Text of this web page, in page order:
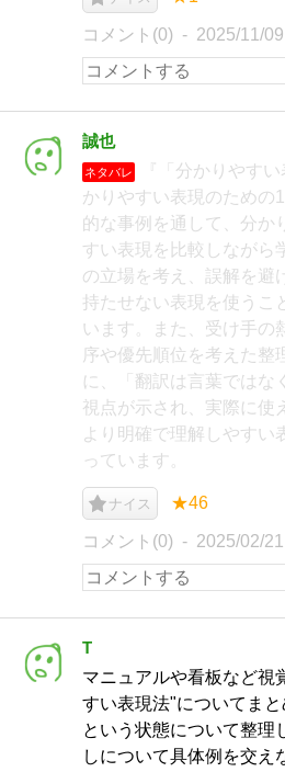
コメント(0) 2025/11/09
誠也
ネタバレ
『「分かりやす
かりやすい表現のための
的な事例を通して、分か
すい表現を比較しながら
の立場を考え、誤解を避
持たせない表現を使うこ
います。また、受け手の
序や優先順位を考えた整
に、「翻訳は言葉ではな
視点が示され、実際に使
より明確で理解しやすい
っています。
ナイス ★46
コメント(0) 2025/02/21
T
マニュアルや看板など視
すい表現法"についてまと
という状態について整理
しについて具体例を交え